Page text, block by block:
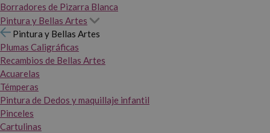
Borradores de Pizarra Blanca
Pintura y Bellas Artes
Pintura y Bellas Artes
Plumas Caligráficas
Recambios de Bellas Artes
Acuarelas
Témperas
Pintura de Dedos y maquillaje infantil
Pinceles
Cartulinas